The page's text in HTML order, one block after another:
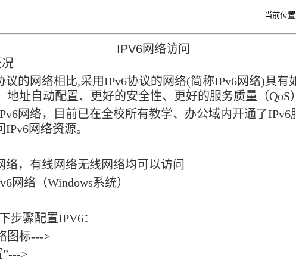
当前位置
IPV6网络访问
议的网络相比,采用IPv6协议的网络(简称IPv6网络)具有
地址自动配置、更好的安全性、更好的服务质量（QoS
网络，目前已在全校所有教学、办公域内开通了IPv6
IPv6网络资源。
络，有线网络无线网络均可以访问
网络（Windows系统）
步骤配置IPV6：
图标--->
”--->